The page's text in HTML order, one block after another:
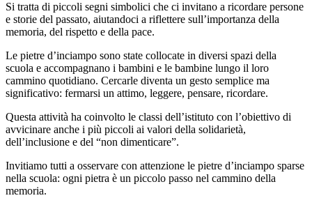
Si tratta di piccoli segni simbolici che ci invitano a ricordare persone
e storie del passato, aiutandoci a riflettere sull’importanza della
memoria, del rispetto e della pace.
Le pietre d’inciampo sono state collocate in diversi spazi della
scuola e accompagnano i bambini e le bambine lungo il loro
cammino quotidiano. Cercarle diventa un gesto semplice ma
significativo: fermarsi un attimo, leggere, pensare, ricordare.
Questa attività ha coinvolto le classi dell’istituto con l’obiettivo di
avvicinare anche i più piccoli ai valori della solidarietà,
dell’inclusione e del “non dimenticare”.
Invitiamo tutti a osservare con attenzione le pietre d’inciampo sparse
nella scuola: ogni pietra è un piccolo passo nel cammino della
memoria.